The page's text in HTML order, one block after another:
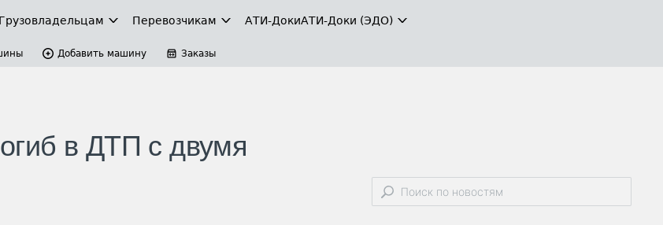
Грузовладельцам Перевозчикам АТИ-ДокиАТИ-Доки (ЭДО)
Добавить машину Заказы
в ДТП с двумя